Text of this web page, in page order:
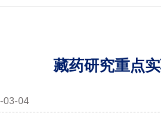
藏药研究重点
03-04